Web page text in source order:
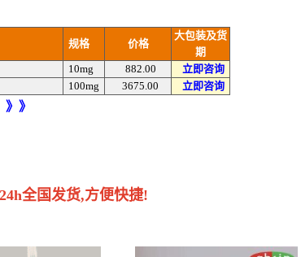
规格 价格
大包装及货
期
10mg 882.00
立即咨询
100mg 3675.00 立即咨询
》
全国发货,方便快捷!